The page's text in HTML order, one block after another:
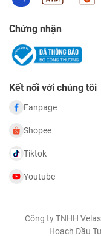
Chứng nhận
Kết nối với chúng tôi
Fanpage
Shopee
Tiktok
Youtube
Công ty TNHH
Hoạch Đầu